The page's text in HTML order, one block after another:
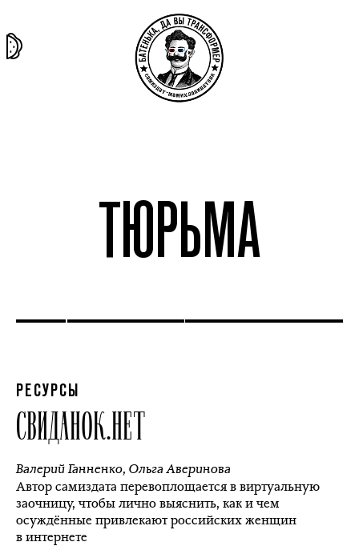
ТЮРЬМА
РЕСУРСЫ
СВИДАНОК.НЕТ
Валерий Ганненко, Ольга Аверинова
Автор самиздата перевоплощается в виртуальную
заочницу, чтобы лично выяснить, как и чем
осуждённые привлекают российских женщин
в интернете